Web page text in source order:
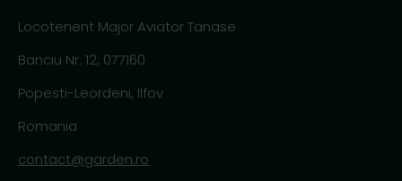
Locotenent Major Aviator Tanase
Banciu Nr. 12, 077160
Popesti-Leordeni, Ilfov
Romania
contact@garden.ro